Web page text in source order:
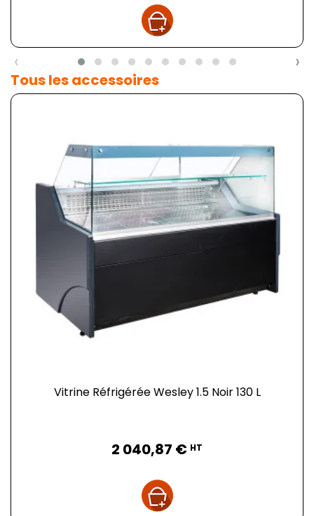
‹ ›
Tous les accessoires
Vitrine Réfrigérée Wesley 1.5 Noir 130 L
2 040,87 € HT